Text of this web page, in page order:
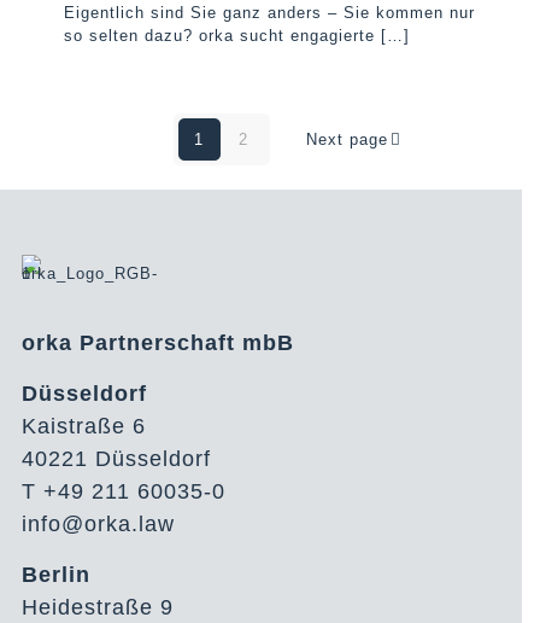
Eigentlich sind Sie ganz anders – Sie kommen nur
so selten dazu? orka sucht engagierte […]
1 2 Next page
orka Partnerschaft mbB
Düsseldorf
Kaistraße 6
40221 Düsseldorf
T +49 211 60035-0
info@orka.law
Berlin
Heidestraße 9